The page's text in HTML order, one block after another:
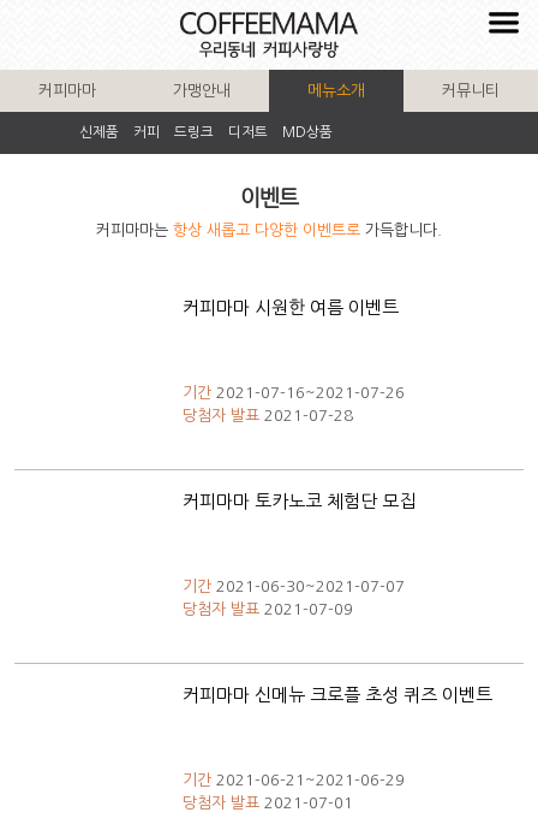
커피마마 가맹안내 메뉴소개
신제품 커피 드링크 디저트 MD상품
커뮤니티
이벤트
커피마마는 항상 새롭고 다양한 이벤트로 가득합니다.
커피마마 시원한 여름 이벤트
기간 2021-07-16~2021-07-26
당첨자 발표 2021-07-28
커피마마 토카노코 체험단 모집
기간 2021-06-30~2021-07-07
당첨자 발표 2021-07-09
커피마마 신메뉴 크로플 초성 퀴즈 이벤트
기간 2021-06-21~2021-06-29
당첨자 발표 2021-07-01